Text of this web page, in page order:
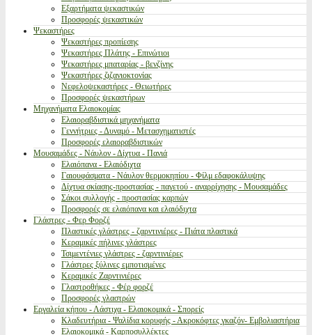
Εξαρτήματα ψεκαστικών
Προσφορές ψεκαστικών
Ψεκαστήρες
Ψεκαστήρες προπίεσης
Ψεκαστήρες Πλάτης - Επινώτιοι
Ψεκαστήρες μπαταρίας - βενζίνης
Ψεκαστήρες ζιζανιοκτονίας
Νεφελοψεκαστήρες - Θειωτήρες
Προσφορές ψεκαστήρων
Μηχανήματα Ελαιοκομίας
Ελαιοραβδιστικά μηχανήματα
Γεννήτριες - Δυναμό - Μετασχηματιστές
Προσφορές ελαιοραβδιστικών
Μουσαμάδες - Νάυλον - Δίχτυα - Πανιά
Ελαιόπανα - Ελαιόδιχτα
Γαιουφάσματα - Νάυλον θερμοκηπίου - Φίλμ εδαφοκάλυψης
Δίχτυα σκίασης-προστασίας - παγετού - αναρρίχησης - Μουσαμάδες
Σάκοι συλλογής - προστασίας καρπών
Προσφορές σε ελαιόπανα και ελαιόδιχτα
Γλάστρες - Φερ Φορζέ
Πλαστικές γλάστρες - ζαρντινιέρες - Πιάτα πλαστικά
Κεραμικές πήλινες γλάστρες
Τσιμεντένιες γλάστρες - ζαρντινιέρες
Γλάστρες ξύλινες εμποτισμένες
Κεραμικές Ζαρντινιέρες
Γλαστροθήκες - Φέρ φορζέ
Προσφορές γλαστρών
Εργαλεία κήπου - Λάστιχα - Ελαιοκομικά - Σπορείς
Κλαδευτήρια - Ψαλίδια κορυφής - Ακροκόφτες γκαζόν- Εμβολιαστήρια
Ελαιοκομικά - Καρποσυλλέκτες